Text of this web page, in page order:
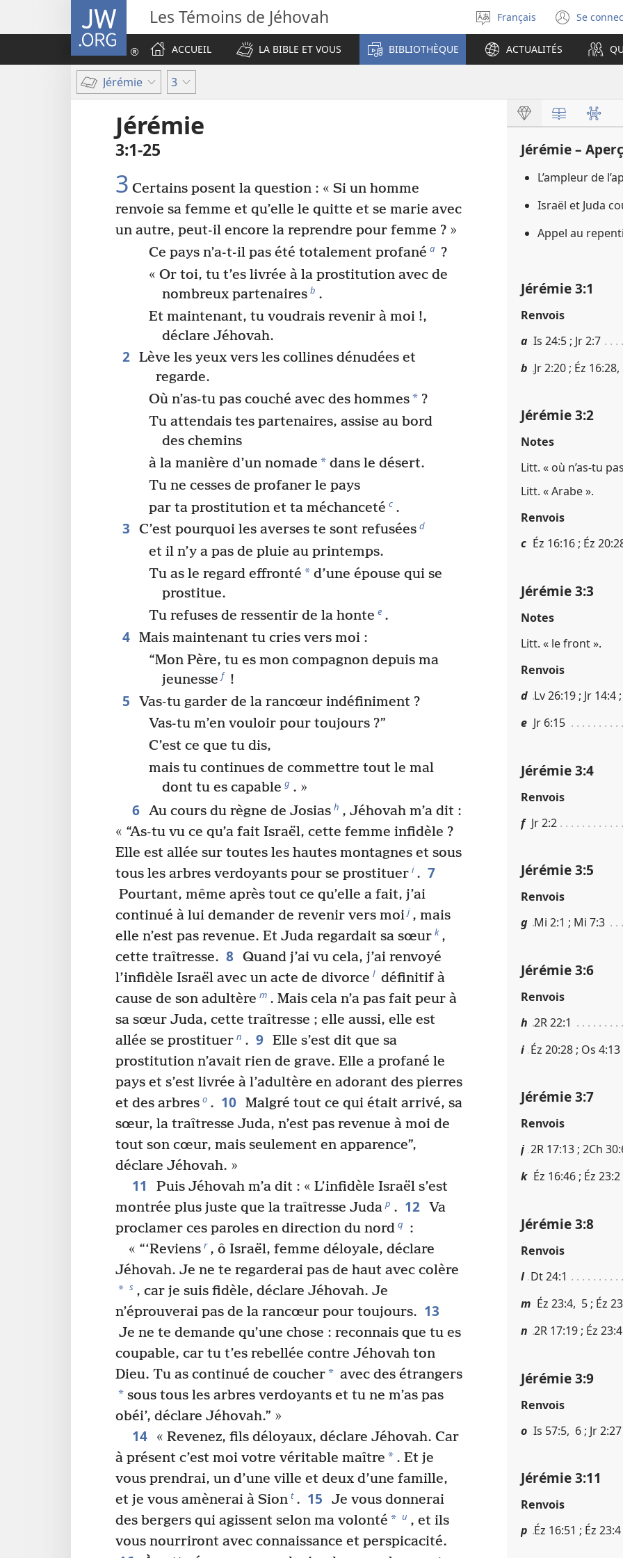
JW.ORG Les Témoins de Jéhovah
Sélectionner
la
langue
Français Se
une
ACCUEIL
LA BIBLE ET VOUS BIBLIOTHÈQUE ACTUALITÉS
Jérémie 3
Jérémie
3​:​1-25
3 Certains posent la question : « Si un homme
renvoie sa femme et qu’elle le quitte et se marie avec
un autre, peut-il encore la reprendre pour femme ? »
Ce pays n’a-t-il pas été totalement profané a ?
« Or toi, tu t’es livrée à la prostitution avec de
nombreux partenaires b .
Et maintenant, tu voudrais revenir à moi !,
déclare Jéhovah.
2 Lève les yeux vers les collines dénudées et
regarde.
Où n’as-tu pas couché avec des hommes* ?
Tu attendais tes partenaires, assise au bord
des chemins
à la manière d’un nomade * dans le désert.
Tu ne cesses de profaner le pays
par ta prostitution et ta méchanceté c .
3 C’est pourquoi les averses te sont refusées d
et il n’y a pas de pluie au printemps.
Tu as le regard effronté * d’une épouse qui se
prostitue.
Tu refuses de ressentir de la honte e .
4 Mais maintenant tu cries vers moi :
“Mon Père, tu es mon compagnon depuis ma
jeunesse f !
5
Vas-tu garder de la rancœur indéfiniment ?
Vas-tu m’en vouloir pour toujours ?”
C’est ce que tu dis,
mais tu continues de commettre tout le mal
dont tu es capable g . »
6 Au cours du règne de Josias h , Jéhovah m’a dit :
« “As-tu vu ce qu’a fait Israël, cette femme infidèle ?
Elle est allée sur toutes les hautes montagnes et sous
tous les arbres verdoyants pour se prostituer i . 7
Pourtant, même après tout ce qu’elle a fait, j’ai
continué à lui demander de revenir vers moi j , mais
elle n’est pas revenue. Et Juda regardait sa sœur k ,
cette traîtresse. 8 Quand j’ai vu cela, j’ai renvoyé
l’infidèle Israël avec un acte de divorce l définitif à
cause de son adultère m . Mais cela n’a pas fait peur à
sa sœur Juda, cette traîtresse ; elle aussi, elle est
allée se prostituer n . 9 Elle s’est dit que sa
prostitution n’avait rien de grave. Elle a profané le
pays et s’est livrée à l’adultère en adorant des pierres
et des arbres o . 10 Malgré tout ce qui était arrivé, sa
sœur, la traîtresse Juda, n’est pas revenue à moi de
tout son cœur, mais seulement en apparence”,
déclare Jéhovah. »
11
Puis Jéhovah m’a dit : « L’infidèle Israël s’est
montrée plus juste que la traîtresse Juda p . 12 Va
proclamer ces paroles en direction du nord q
:
« “‘Reviens r , ô Israël, femme déloyale, déclare
Jéhovah. Je ne te regarderai pas de haut avec colère
* s , car je suis fidèle, déclare Jéhovah. Je
n’éprouverai pas de la rancœur pour toujours. 13
Je ne te demande qu’une chose : reconnais que tu es
coupable, car tu t’es rebellée contre Jéhovah ton
Dieu. Tu as continué de coucher* avec des étrangers
* sous tous les arbres verdoyants et tu ne m’as pas
obéi’, déclare Jéhovah.” »
14
« Revenez, fils déloyaux, déclare Jéhovah. Car
à présent c’est moi votre véritable maître * . Et je
vous prendrai, un d’une ville et deux d’une famille,
et je vous amènerai à Sion t . 15
Je vous donnerai
des bergers qui agissent selon ma volonté * u , et ils
vous nourriront avec connaissance et perspicacité.
Jérémie –
L’ampleur de
Israël et Juda
Appel au
Jérémie 3​:​1
Renvois
a Is 24​:​5 ; Jr 2​:​7
b Jr 2​:​20 ; Éz
Jérémie 3​:​2
Notes
Litt. « où n’as-tu
Litt. « Arabe ».
Renvois
c Éz 16​:​16 ; Éz
Jérémie 3​:​3
Notes
Litt. « le front ».
Renvois
d Lv 26​:​19 ; Jr 14​:​4
e Jr 6​:​15
Jérémie 3​:​4
Renvois
f Jr 2​:​2
Jérémie 3​:​5
Renvois
g Mi 2​:​1 ; Mi 7​:​3
Jérémie 3​:​6
Renvois
h 2R 22​:​1
i Éz 20​:​28 ; Os 4​:​13
Jérémie 3​:​7
Renvois
j 2R 17​:​13 ; 2Ch
k Éz 16​:​46 ; Éz
Jérémie 3​:​8
Renvois
l Dt 24​:​1
m Éz 23​:​4, 5 ; Éz
n 2R 17​:​19 ; Éz
Jérémie 3​:​9
Renvois
o Is 57​:​5, 6 ; Jr 2​:​27
Jérémie 3​:​11
Renvois
p Éz 16​:​51 ; Éz